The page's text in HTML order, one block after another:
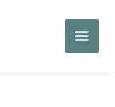
Main